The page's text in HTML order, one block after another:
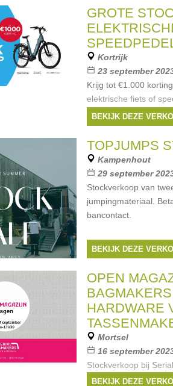
GROTE
Kortrijk
23 september
Krijg tot €1.000
elektrische fiets of
topmerken. We
voorraad rijklare
beschikbaar zijn.
BEKIJK DEZE
TOPJUMPS
Kampenhout
29 september
Stockverkoop van
jumpingmateriaal.
bancontact.
BEKIJK DEZE
OPEN
HARDWARE
Mortsel
16 september
Stockverkoop bij
verkopen laatste
BEKIJK DEZE